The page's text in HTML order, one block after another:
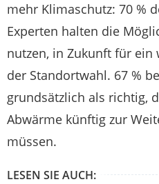
mehr Klimaschutz: 70 %
Experten halten die
nutzen, in Zukunft für
der Standortwahl. 67 %
grundsätzlich als richtig,
Abwärme künftig zur
müssen.
LESEN SIE AUCH: